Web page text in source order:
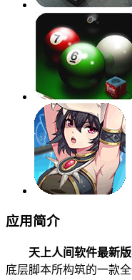
应用简介
天上人间软件最新
底层脚本所构筑的一款